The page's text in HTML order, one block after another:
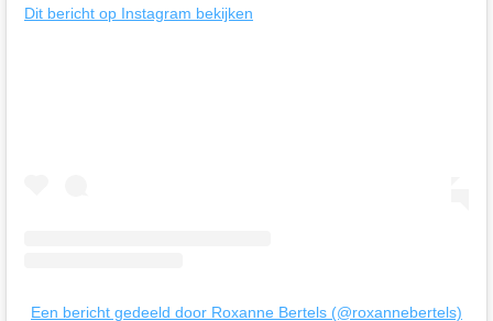
Dit bericht op Instagram bekijken
Een bericht gedeeld door Roxanne Bertels (@roxannebertels)